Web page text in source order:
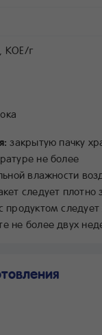
КОЕ/г
закрытую пачку
не более
влажности
следует плотно
продуктом следует
не более двух